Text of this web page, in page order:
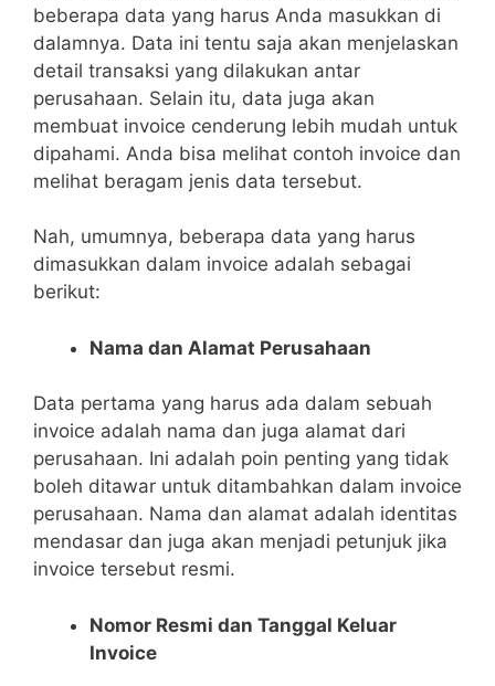
beberapa data yang harus Anda masukkan di
dalamnya. Data ini tentu saja akan menjelaskan
detail transaksi yang dilakukan antar
perusahaan. Selain itu, data juga akan
membuat invoice cenderung lebih mudah untuk
dipahami. Anda bisa melihat contoh invoice dan
melihat beragam jenis data tersebut.
Nah, umumnya, beberapa data yang harus
dimasukkan dalam invoice adalah sebagai
berikut:
Nama dan Alamat Perusahaan
Data pertama yang harus ada dalam sebuah
invoice adalah nama dan juga alamat dari
perusahaan. Ini adalah poin penting yang tidak
boleh ditawar untuk ditambahkan dalam invoice
perusahaan. Nama dan alamat adalah identitas
mendasar dan juga akan menjadi petunjuk jika
invoice tersebut resmi.
Nomor Resmi dan Tanggal Keluar
Invoice